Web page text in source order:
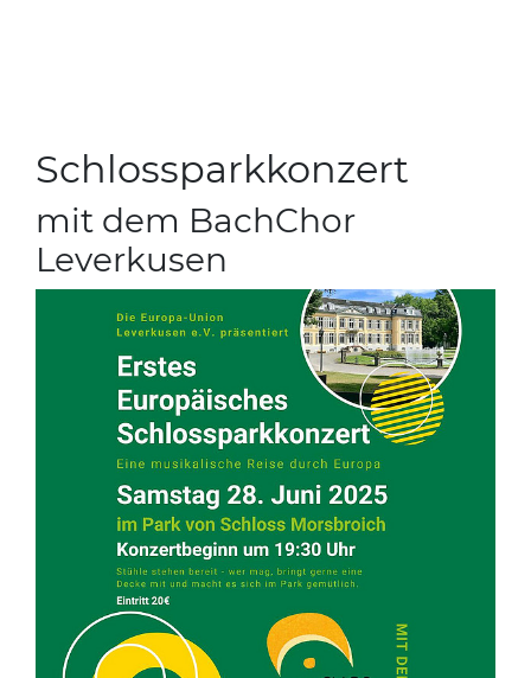
Schlossparkkonzert
mit dem BachChor
Leverkusen